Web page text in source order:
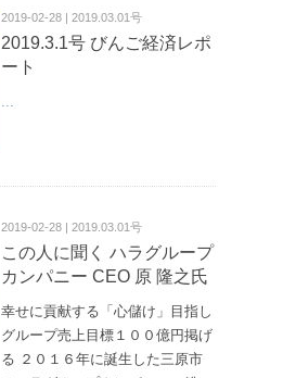
2019-02-28 | 2019.03.01号
2019.3.1号 びんご経済レポ
ート
...
2019-02-28 | 2019.03.01号
この人に聞く ハラグループ
カンパニー CEO 原 隆之氏
幸せに貢献する「心儲け」目指し
グループ売上目標１００億円掲げ
る ２０１６年に誕生した三原市